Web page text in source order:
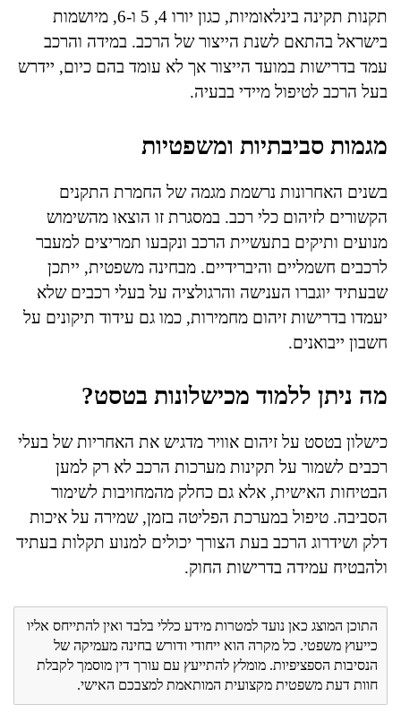
תקנות תקינה בינלאומיות, כגון יורו 4, 5 ו-6, מיושמות
בישראל בהתאם לשנת הייצור של הרכב. במידה והרכב
עמד בדרישות במועד הייצור אך לא עומד בהם כיום, יידרש
בעל הרכב לטיפול מיידי בבעיה.
מגמות סביבתיות ומשפטיות
בשנים האחרונות נרשמת מגמה של החמרת התקנים
הקשורים לזיהום כלי רכב. במסגרת זו הוצאו מהשימוש
מנועים ותיקים בתעשיית הרכב ונקבעו תמריצים למעבר
לרכבים חשמליים והיברידיים. מבחינה משפטית, ייתכן
שבעתיד יוגברו הענישה והרגולציה על בעלי רכבים שלא
יעמדו בדרישות זיהום מחמירות, כמו גם עידוד תיקונים על
חשבון ייבואנים.
מה ניתן ללמוד מכישלונות בטסט?
כישלון בטסט על זיהום אוויר מדגיש את האחריות של בעלי
רכבים לשמור על תקינות מערכות הרכב לא רק למען
הבטיחות האישית, אלא גם כחלק מהמחויבות לשימור
הסביבה. טיפול במערכת הפליטה בזמן, שמירה על איכות
דלק ושידרוג הרכב בעת הצורך יכולים למנוע תקלות בעתיד
ולהבטיח עמידה בדרישות החוק.
התוכן המוצג כאן נועד למטרות מידע כללי בלבד ואין להתייחס אליו
כייעוץ משפטי. כל מקרה הוא ייחודי ודורש בחינה מעמיקה של
הנסיבות הספציפיות. מומלץ להתייעץ עם עורך דין מוסמך לקבלת
חוות דעת משפטית מקצועית המותאמת למצבכם האישי.